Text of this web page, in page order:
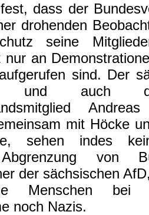
dass der
drohenden
seine
nur an
sind. Der
auch das
mit Höcke
sehen indes
von
der sächsischen
Menschen bei
noch Nazis.